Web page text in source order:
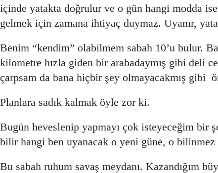
içinde yatakta doğrulur ve o gün hangi modda
gelmek için zamana ihtiyaç duymaz. Uyanır,
Benim “kendim” olabilmem sabah 10’u bulur.
kilometre hızla giden bir arabadaymış gibi deli
çarpsam da bana hiçbir şey olmayacakmış gibi
Planlara sadık kalmak öyle zor ki.
Bugün heveslenip yapmayı çok isteyeceğim
bilir hangi ben uyanacak o yeni güne, o bilinmez
Bu sabah ruhum savaş meydanı. Kazandığım